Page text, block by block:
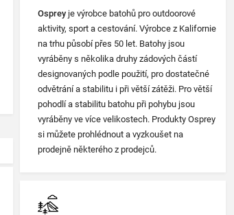
Osprey je výrobce batohů pro outdoorové
aktivity, sport a cestování. Výrobce z Kalifornie
na trhu působí přes 50 let. Batohy jsou
vyráběny s několika druhy zádových částí
designovaných podle použití, pro dostatečné
odvětrání a stabilitu i při větší zátěži. Pro větší
pohodlí a stabilitu batohu při pohybu jsou
vyráběny ve více velikostech. Produkty Osprey
si můžete prohlédnout a vyzkoušet na
prodejně některého z prodejců.